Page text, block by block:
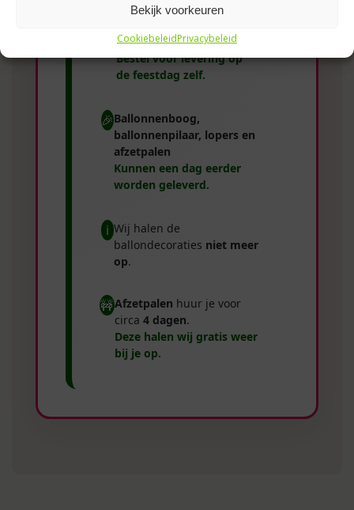
Bekijk voorkeuren
CookiebeleidPrivacybeleid
cm)
mee.
Bestel voor levering op
de feestdag zelf.
🎉Ballonnenboog,
ballonnenpilaar, lopers en
afzetpalen
Kunnen een dag eerder
worden geleverd.
ℹ️ Wij halen de
ballondecoraties niet meer
op.
🚧Afzetpalen huur je voor
circa 4 dagen.
Deze halen wij gratis weer
bij je op.